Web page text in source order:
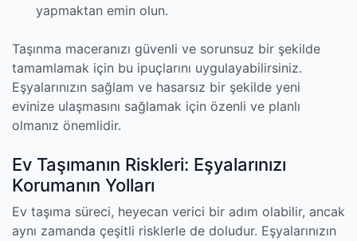
yapmaktan emin olun.
Taşınma maceranızı güvenli ve sorunsuz bir şekilde
tamamlamak için bu ipuçlarını uygulayabilirsiniz.
Eşyalarınızın sağlam ve hasarsız bir şekilde yeni
evinize ulaşmasını sağlamak için özenli ve planlı
olmanız önemlidir.
Ev Taşımanın Riskleri: Eşyalarınızı
Korumanın Yolları
Ev taşıma süreci, heyecan verici bir adım olabilir, ancak
aynı zamanda çeşitli risklerle de doludur. Eşyalarınızın